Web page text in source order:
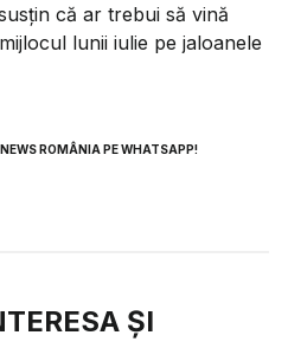
că ar trebui să vină
lunii iulie pe jaloanele
ROMÂNIA PE WHATSAPP!
ȘI